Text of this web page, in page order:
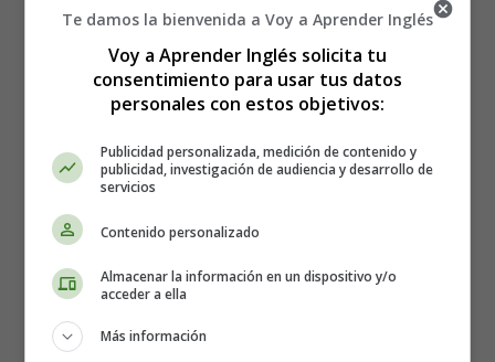
Palm Sunday - Dibujos
Pascua en Inglés
Te damos la bienvenida a Voy a Aprender Inglés
Voy a Aprender Inglés solicita tu
consentimiento para usar tus datos
personales con estos objetivos:
Publicidad personalizada, medición de contenido y
publicidad, investigación de audiencia y desarrollo de
servicios
Contenido personalizado
Almacenar la información en un dispositivo y/o
acceder a ella
Más información